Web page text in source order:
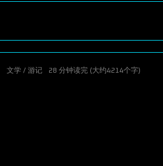
文学/ 游记 28 分钟读完 (大约4214个字)